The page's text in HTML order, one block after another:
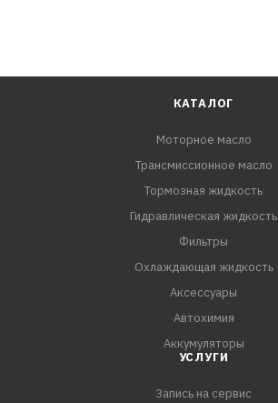
КАТАЛОГ
Моторное масло
Трансмиссионное масло
Тормозная жидкость
Гидравлическая жидкость
Фильтры
Охлаждающая жидкость
Аксессуары
Автохимия
Аккумуляторы
УСЛУГИ
Запись на сервис